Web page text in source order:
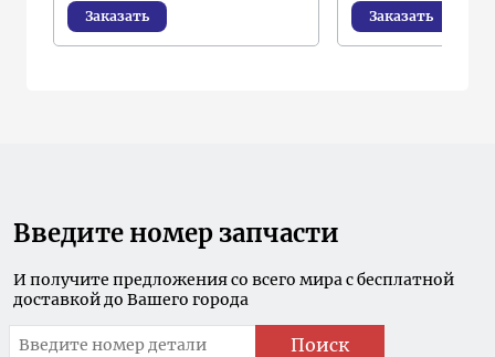
Заказать Заказать
Введите номер запчасти
И получите предложения со всего мира с бесплатной
доставкой до Вашего города
Поиск